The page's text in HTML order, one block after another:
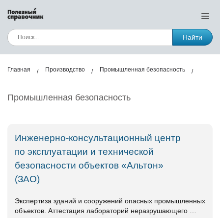
Найти
Главная Производство Промышленная безопасность
Промышленная безопасность
Инженерно-консультационный центр
по эксплуатации и технической
безопасности объектов «Альтон»
(ЗАО)
Экспертиза зданий и сооружений опасных промышленных
объектов. Аттестация лабораторий неразрушающего …